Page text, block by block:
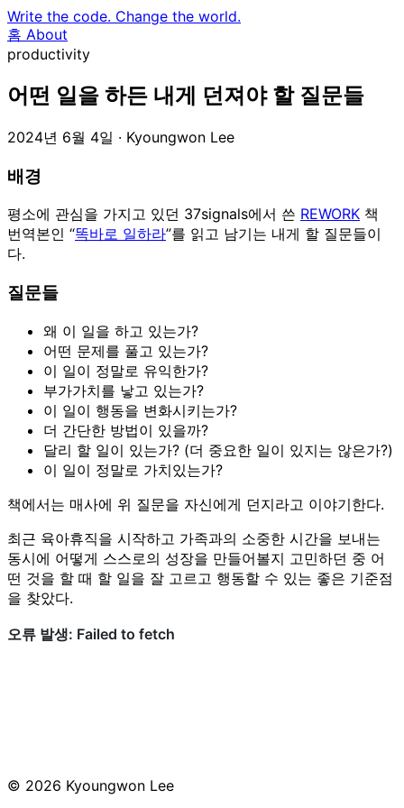
Write the code. Change the world.
홈 About
productivity
어떤 일을 하든 내게 던져야 할 질문들
2024년 6월 4일 · Kyoungwon Lee
배경
평소에 관심을 가지고 있던 37signals에서 쓴 REWORK 책
번역본인 “똑바로 일하라”를 읽고 남기는 내게 할 질문들이
다.
질문들
왜 이 일을 하고 있는가?
어떤 문제를 풀고 있는가?
이 일이 정말로 유익한가?
부가가치를 낳고 있는가?
이 일이 행동을 변화시키는가?
더 간단한 방법이 있을까?
달리 할 일이 있는가? (더 중요한 일이 있지는 않은가?)
이 일이 정말로 가치있는가?
책에서는 매사에 위 질문을 자신에게 던지라고 이야기한다.
최근 육아휴직을 시작하고 가족과의 소중한 시간을 보내는
동시에 어떻게 스스로의 성장을 만들어볼지 고민하던 중 어
떤 것을 할 때 할 일을 잘 고르고 행동할 수 있는 좋은 기준점
을 찾았다.
© 2026 Kyoungwon Lee